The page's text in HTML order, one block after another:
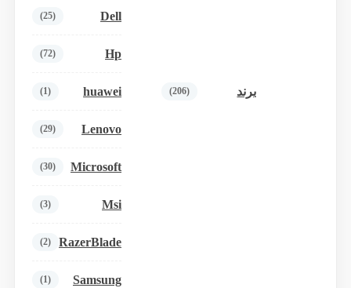
برند (206)
Dell
(25)
Hp
(72)
huawei
(1)
Lenovo
(29)
Microsoft
(30)
Msi
(3)
RazerBlade
(2)
Samsung
(1)